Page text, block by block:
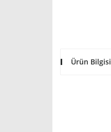
Ürün Bilgisi